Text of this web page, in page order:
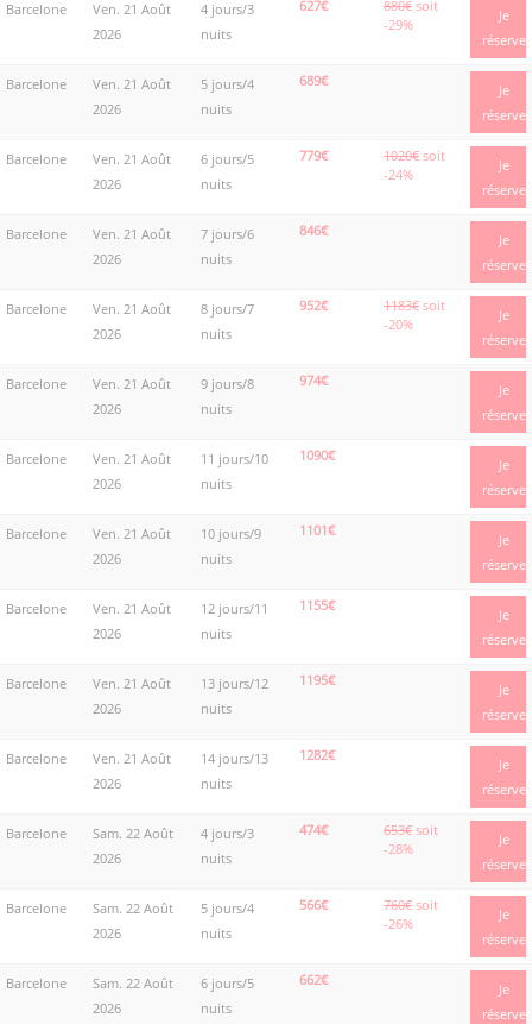
Barcelone
Ven. 21 Août
2026
4 jours/3
nuits
627€ 880€ soit
-29%
Je
réserve
Barcelone
Ven. 21 Août
2026
5 jours/4
nuits
689€
Je
réserve
Barcelone
Ven. 21 Août
2026
6 jours/5
nuits
779€ 1020€ soit
-24%
Je
réserve
Barcelone
Ven. 21 Août
2026
7 jours/6
nuits
846€
Je
réserve
Barcelone
Ven. 21 Août
2026
8 jours/7
nuits
952€ 1183€ soit
-20%
Je
réserve
Barcelone
Ven. 21 Août
2026
9 jours/8
nuits
974€
Je
réserve
Barcelone
Ven. 21 Août
2026
11 jours/10
nuits
1090€
Je
réserve
Barcelone
Ven. 21 Août
2026
10 jours/9
nuits
1101€
Je
réserve
Barcelone
Ven. 21 Août
2026
12 jours/11
nuits
1155€
Je
réserve
Barcelone
Ven. 21 Août
2026
13 jours/12
nuits
1195€
Je
réserve
Barcelone
Ven. 21 Août
2026
14 jours/13
nuits
1282€
Je
réserve
Barcelone
Sam. 22 Août
2026
4 jours/3
nuits
474€ 653€ soit
-28%
Je
réserve
Barcelone
Sam. 22 Août
2026
5 jours/4
nuits
566€ 760€ soit
-26%
Je
réserve
Barcelone
Sam. 22 Août
2026
6 jours/5
nuits
662€
Je
réserve